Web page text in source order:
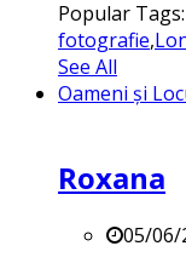
Popular Tags:
fotografie,
See All
Oameni și
Roxana
05/06/